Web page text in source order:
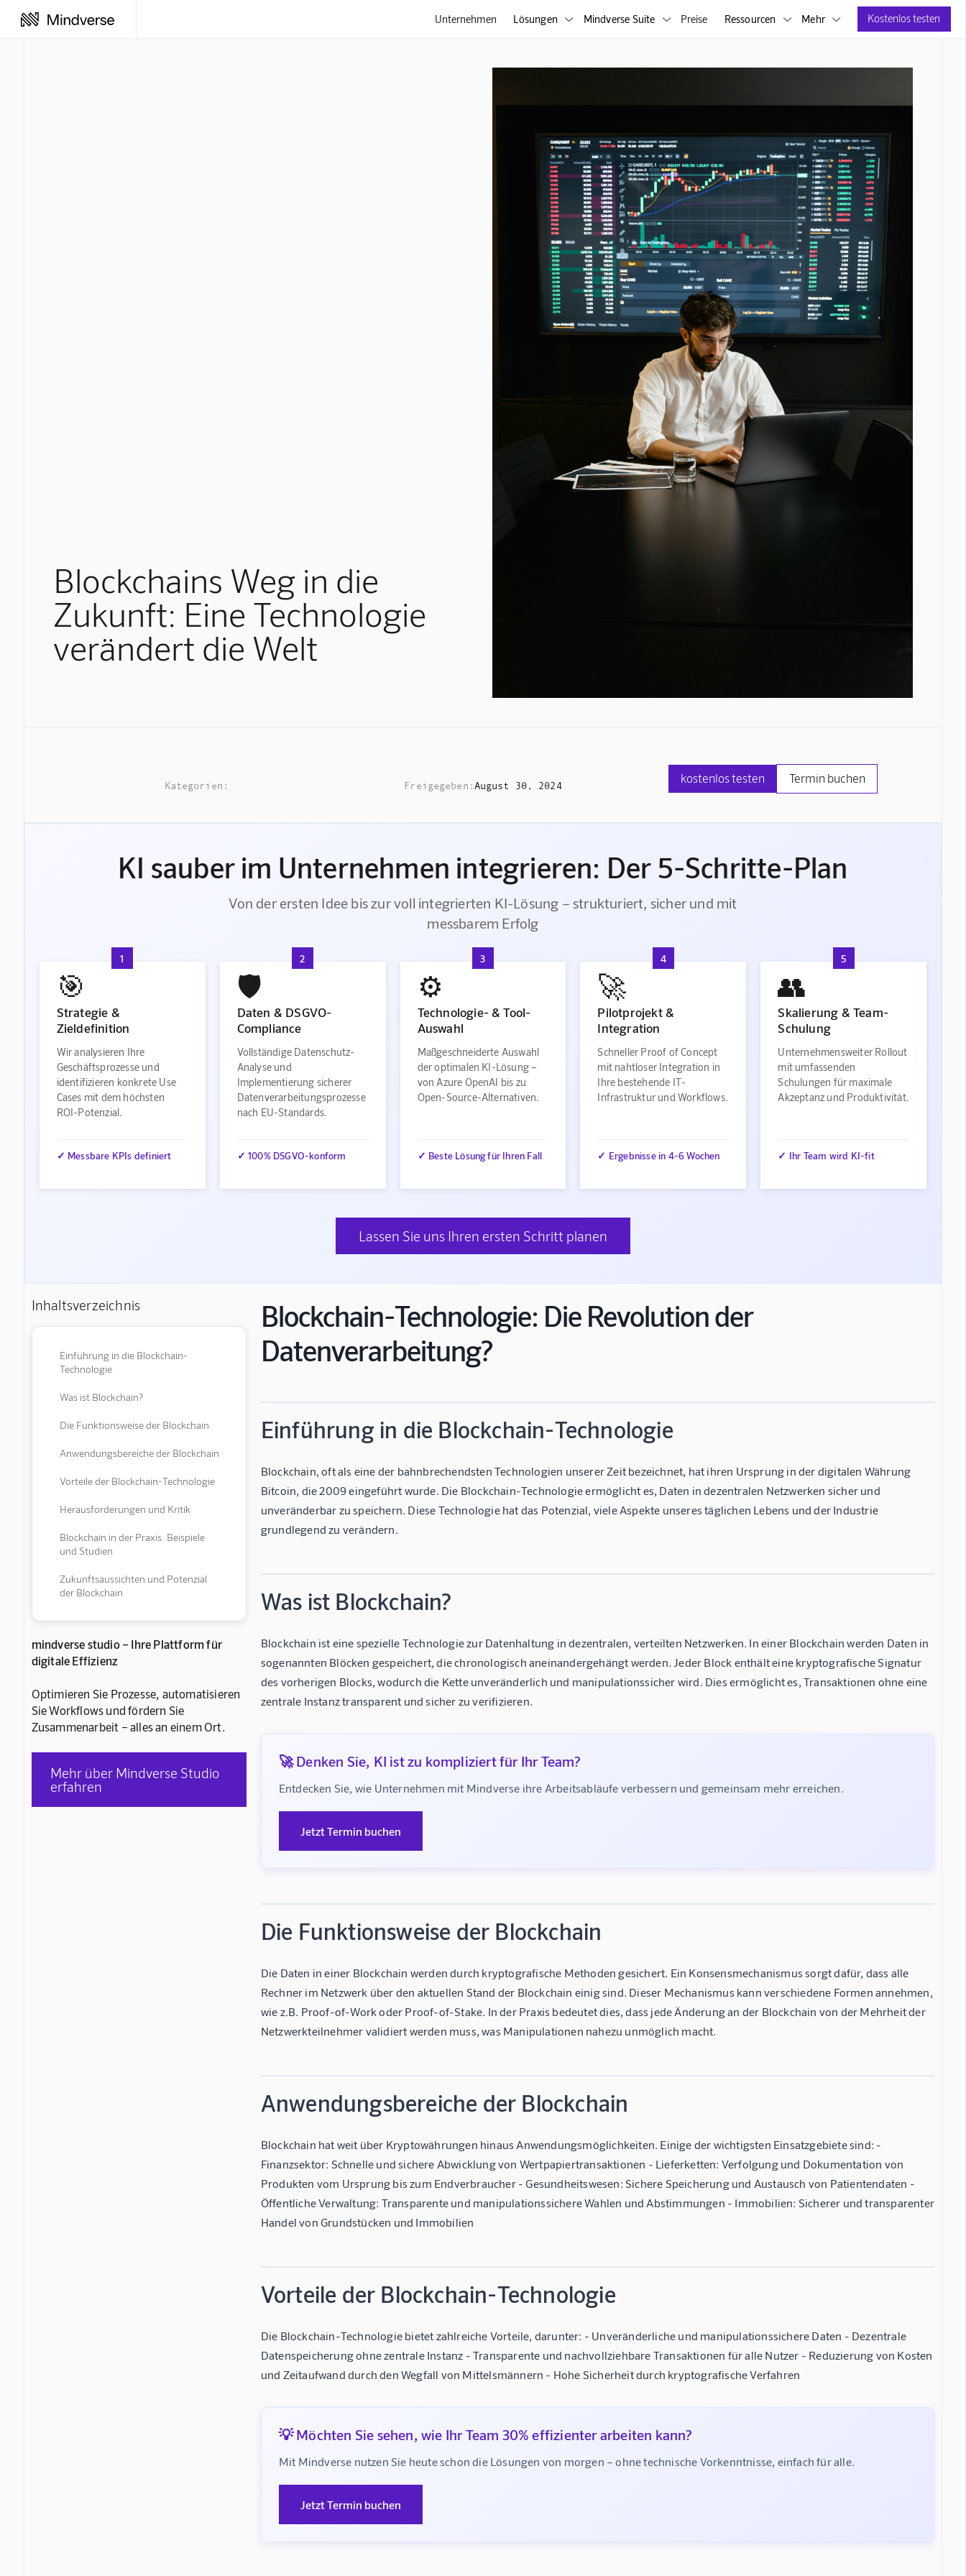
Unternehmen Lösungen  Mindverse Suite  Preise Ressourcen  Mehr  Kostenlos testen
Blockchains Weg in die
Zukunft: Eine Technologie
verändert die Welt
Kategorien: Freigegeben:August 30, 2024
kostenlos testen Termin buchen
KI sauber im Unternehmen integrieren: Der 5-Schritte-Plan
Von der ersten Idee bis zur voll integrierten KI-Lösung – strukturiert, sicher und mit
messbarem Erfolg
1
🎯
Strategie &
Zieldefinition
Wir analysieren Ihre
Geschäftsprozesse und
identifizieren konkrete Use
Cases mit dem höchsten
ROI-Potenzial.
✓ Messbare KPIs definiert
2
🛡️
Daten & DSGVO-
Compliance
Vollständige Datenschutz-
Analyse und
Implementierung sicherer
Datenverarbeitungsprozesse
nach EU-Standards.
✓ 100% DSGVO-konform
3
⚙️
Technologie- & Tool-
Auswahl
Maßgeschneiderte Auswahl
der optimalen KI-Lösung –
von Azure OpenAI bis zu
Open-Source-Alternativen.
✓ Beste Lösung für Ihren Fall
4
🚀
Pilotprojekt &
Integration
Schneller Proof of Concept
mit nahtloser Integration in
Ihre bestehende IT-
Infrastruktur und Workflows.
✓ Ergebnisse in 4-6 Wochen
5
👥
Skalierung & Team-
Schulung
Unternehmensweiter Rollout
mit umfassenden
Schulungen für maximale
Akzeptanz und Produktivität.
✓ Ihr Team wird KI-fit
Lassen Sie uns Ihren ersten Schritt planen
Inhaltsverzeichnis
Einführung in die Blockchain-
Technologie
Was ist Blockchain?
Die Funktionsweise der Blockchain
Anwendungsbereiche der Blockchain
Vorteile der Blockchain-Technologie
Herausforderungen und Kritik
Blockchain in der Praxis: Beispiele
und Studien
Zukunftsaussichten und Potenzial
der Blockchain
mindverse studio – Ihre Plattform für
digitale Effizienz
Optimieren Sie Prozesse, automatisieren
Sie Workflows und fördern Sie
Zusammenarbeit – alles an einem Ort.
Mehr über Mindverse Studio
erfahren
Blockchain-Technologie: Die Revolution der
Datenverarbeitung?
Einführung in die Blockchain-Technologie
Blockchain, oft als eine der bahnbrechendsten Technologien unserer Zeit bezeichnet, hat ihren Ursprung in der digitalen Währung
Bitcoin, die 2009 eingeführt wurde. Die Blockchain-Technologie ermöglicht es, Daten in dezentralen Netzwerken sicher und
unveränderbar zu speichern. Diese Technologie hat das Potenzial, viele Aspekte unseres täglichen Lebens und der Industrie
grundlegend zu verändern.
Was ist Blockchain?
Blockchain ist eine spezielle Technologie zur Datenhaltung in dezentralen, verteilten Netzwerken. In einer Blockchain werden Daten in
sogenannten Blöcken gespeichert, die chronologisch aneinandergehängt werden. Jeder Block enthält eine kryptografische Signatur
des vorherigen Blocks, wodurch die Kette unveränderlich und manipulationssicher wird. Dies ermöglicht es, Transaktionen ohne eine
zentrale Instanz transparent und sicher zu verifizieren.
🚀 Denken Sie, KI ist zu kompliziert für Ihr Team?
Entdecken Sie, wie Unternehmen mit Mindverse ihre Arbeitsabläufe verbessern und gemeinsam mehr erreichen.
Jetzt Termin buchen
Die Funktionsweise der Blockchain
Die Daten in einer Blockchain werden durch kryptografische Methoden gesichert. Ein Konsensmechanismus sorgt dafür, dass alle
Rechner im Netzwerk über den aktuellen Stand der Blockchain einig sind. Dieser Mechanismus kann verschiedene Formen annehmen,
wie z.B. Proof-of-Work oder Proof-of-Stake. In der Praxis bedeutet dies, dass jede Änderung an der Blockchain von der Mehrheit der
Netzwerkteilnehmer validiert werden muss, was Manipulationen nahezu unmöglich macht.
Anwendungsbereiche der Blockchain
Blockchain hat weit über Kryptowährungen hinaus Anwendungsmöglichkeiten. Einige der wichtigsten Einsatzgebiete sind: -
Finanzsektor: Schnelle und sichere Abwicklung von Wertpapiertransaktionen - Lieferketten: Verfolgung und Dokumentation von
Produkten vom Ursprung bis zum Endverbraucher - Gesundheitswesen: Sichere Speicherung und Austausch von Patientendaten -
Öffentliche Verwaltung: Transparente und manipulationssichere Wahlen und Abstimmungen - Immobilien: Sicherer und transparenter
Handel von Grundstücken und Immobilien
Vorteile der Blockchain-Technologie
Die Blockchain-Technologie bietet zahlreiche Vorteile, darunter: - Unveränderliche und manipulationssichere Daten - Dezentrale
Datenspeicherung ohne zentrale Instanz - Transparente und nachvollziehbare Transaktionen für alle Nutzer - Reduzierung von Kosten
und Zeitaufwand durch den Wegfall von Mittelsmännern - Hohe Sicherheit durch kryptografische Verfahren
💡 Möchten Sie sehen, wie Ihr Team 30% effizienter arbeiten kann?
Mit Mindverse nutzen Sie heute schon die Lösungen von morgen – ohne technische Vorkenntnisse, einfach für alle.
Jetzt Termin buchen